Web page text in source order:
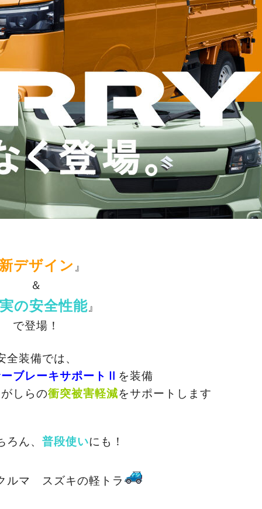
デザイン 』
＆
の安全性能 』
で登場！
全装備では、
ブレーキサポートⅡ を装備
しらの衝突被害軽減をサポートします
ろん、 普段使いにも！
ルマ スズキの軽トラ